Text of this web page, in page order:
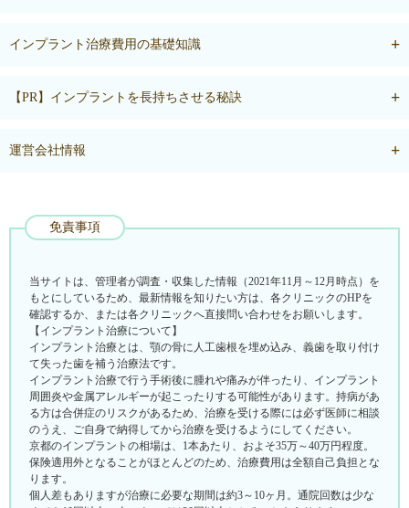
インプラント治療費用の基礎知識
【PR】インプラントを長持ちさせる秘訣
運営会社情報
免責事項
当サイトは、管理者が調査・収集した情報（2021年11月～12月時点）を
もとにしているため、最新情報を知りたい方は、各クリニックのHPを
確認するか、または各クリニックへ直接問い合わせをお願いします。
【インプラント治療について】
インプラント治療とは、顎の骨に人工歯根を埋め込み、義歯を取り付け
て失った歯を補う治療法です。
インプラント治療で行う手術後に腫れや痛みが伴ったり、インプラント
周囲炎や金属アレルギーが起こったりする可能性があります。持病があ
る方は合併症のリスクがあるため、治療を受ける際には必ず医師に相談
のうえ、ご自身で納得してから治療を受けるようにしてください。
京都のインプラントの相場は、1本あたり、およそ35万～40万円程度。
保険適用外となることがほとんどのため、治療費用は全額自己負担とな
ります。
個人差もありますが治療に必要な期間は約3～10ヶ月。通院回数は少な